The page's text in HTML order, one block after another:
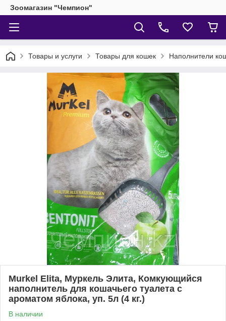
Зоомагазин "Чемпион"
Товары и услуги Товары для кошек Наполнители
Murkel Elita, Муркель Элита, Комкующийся
наполнитель для кошачьего туалета с
ароматом яблока, уп. 5л (4 кг.)
В наличии